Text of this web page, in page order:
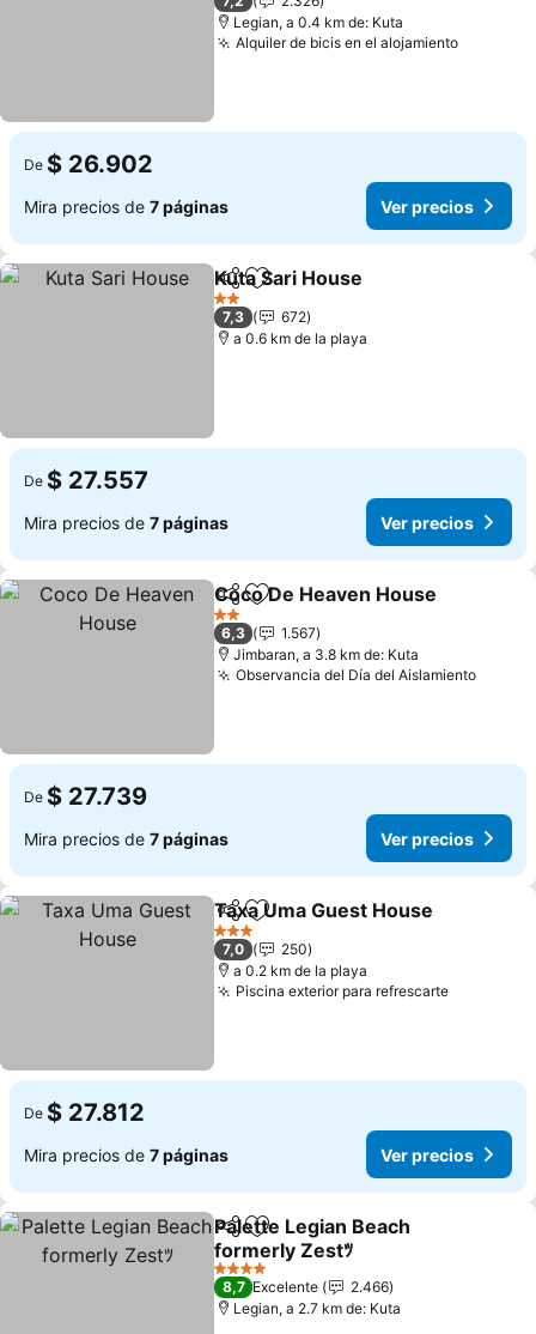
Legian, a 0.4 km de: Kuta
Alquiler de bicis en el alojamiento
De $ 26.902
Mira precios de 7 páginas Ver precios
CompartirAgregar a favoritos
Kuta Sari House
2 Estrellas
7,3
672
a 0.6 km de la playa
De $ 27.557
Mira precios de 7 páginas Ver precios
CompartirAgregar a favoritos
Coco De Heaven House
2 Estrellas
6,3
1.567
Jimbaran, a 3.8 km de: Kuta
Observancia del Día del Aislamiento
De $ 27.739
Mira precios de 7 páginas Ver precios
Compartir
Agregar a favoritos
Taxa Uma Guest House
3 Estrellas
7,0
250
a 0.2 km de la playa
Piscina exterior para refrescarte
De $ 27.812
Mira precios de 7 páginas Ver precios
CompartirAgregar a favoritos
Palette Legian Beach
formerly Zestﾂ
4 Estrellas
8,7 Excelente
2.466
Legian, a 2.7 km de: Kuta